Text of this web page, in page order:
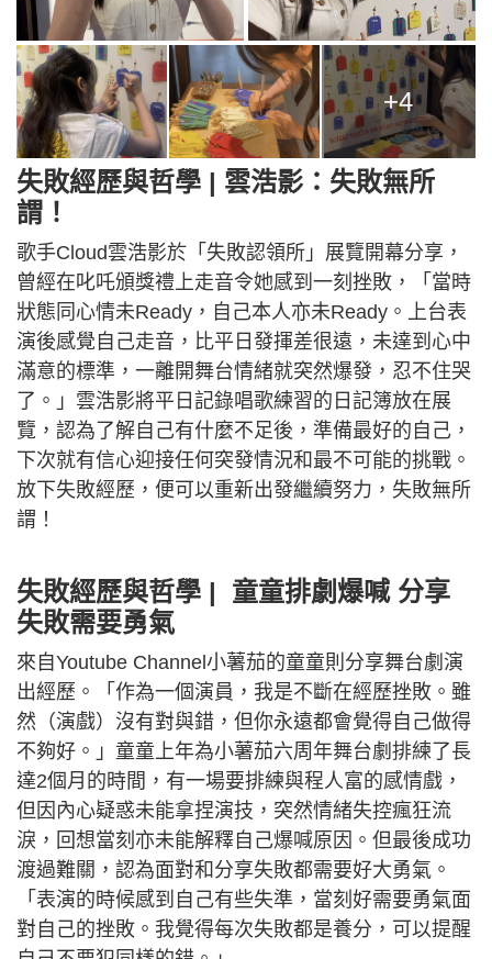
+4
失敗經歷與哲學 | 雲浩影：失敗無所
謂！
歌手Cloud雲浩影於「失敗認領所」展覽開幕分享，
曾經在叱吒頒獎禮上走音令她感到一刻挫敗，「當時
狀態同心情未Ready，自己本人亦未Ready。上台表
演後感覺自己走音，比平日發揮差很遠，未達到心中
滿意的標準，一離開舞台情緒就突然爆發，忍不住哭
了。」雲浩影將平日記錄唱歌練習的日記簿放在展
覽，認為了解自己有什麼不足後，準備最好的自己，
下次就有信心迎接任何突發情況和最不可能的挑戰。
放下失敗經歷，便可以重新出發繼續努力，失敗無所
謂！
失敗經歷與哲學 | 童童排劇爆喊 分享
失敗需要勇氣
來自Youtube Channel小薯茄的童童則分享舞台劇演
出經歷。「作為一個演員，我是不斷在經歷挫敗。雖
然（演戲）沒有對與錯，但你永遠都會覺得自己做得
不夠好。」童童上年為小薯茄六周年舞台劇排練了長
達2個月的時間，有一場要排練與程人富的感情戲，
但因內心疑惑未能拿捏演技，突然情緒失控瘋狂流
淚，回想當刻亦未能解釋自己爆喊原因。但最後成功
渡過難關，認為面對和分享失敗都需要好大勇氣。
「表演的時候感到自己有些失準，當刻好需要勇氣面
對自己的挫敗。我覺得每次失敗都是養分，可以提醒